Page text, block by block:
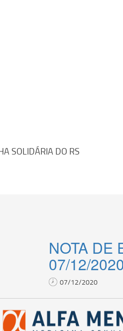
SOLIDÁRIA DO RS
NOTA DE
07/12/
07/12/2020